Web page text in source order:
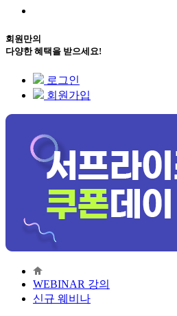
회원만의
다양한 혜택을 받으세요!
로그인
회원가입
WEBINAR 강의
신규 웨비나